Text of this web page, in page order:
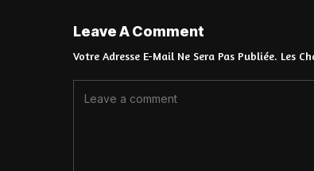
Leave A Comment
Votre Adresse E-Mail Ne Sera Pas Publiée. Les